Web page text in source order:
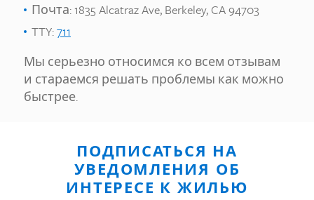
Почта: 1835 Alcatraz Ave, Berkeley, CA 94703
TTY:711
Мы серьезно относимся ко всем отзывам
и стараемся решать проблемы как можно
быстрее.
ПОДПИСАТЬСЯ НА
УВЕДОМЛЕНИЯ ОБ
ИНТЕРЕСЕ К ЖИЛЬЮ